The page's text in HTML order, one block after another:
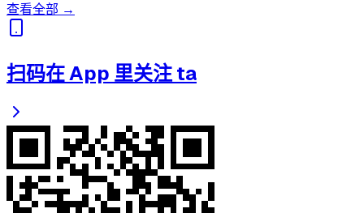
查看全部 →
扫码在 App 里关注 ta